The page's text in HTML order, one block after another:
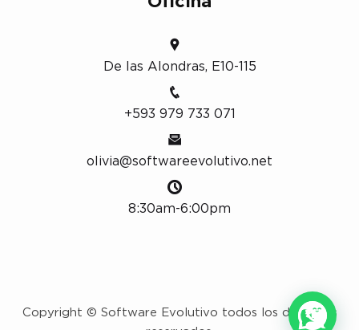
De las Alondras, E10-115
+593 979 733 071
olivia@softwareevolutivo.net
8:30am-6:00pm
Copyright © Software Evolutivo todos los derechos